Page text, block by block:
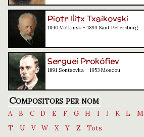
Piotr Ilitx Txaikovski
1840 Vótkinsk - 1893 Sant Petersburg
Serguei Prokófiev
1891 Sontsovka - 1953 Moscou
Compositors per nom
A B C D E F G H I J K L M
T
U V W X Y Z Tots